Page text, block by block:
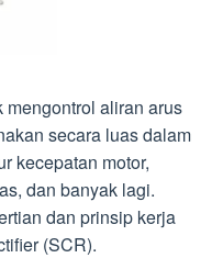
aliran arus
secara luas dalam
kecepatan motor,
dan banyak lagi.
dan prinsip kerja
(SCR).